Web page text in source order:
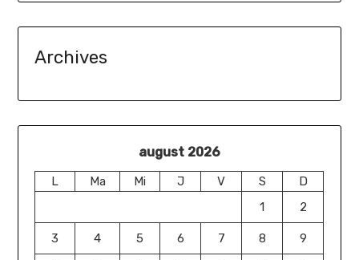
Archives
august 2026
L Ma Mi J V S
D
1
2
3 4 5 6 7 8 9